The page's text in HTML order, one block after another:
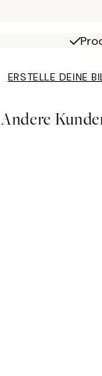
ERSTELLE DEINE
Andere